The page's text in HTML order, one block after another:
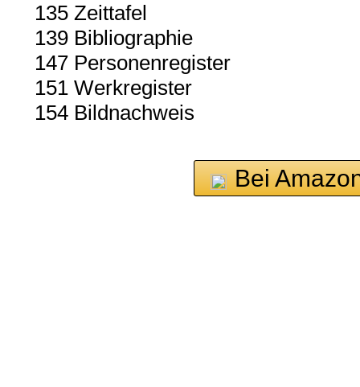
135 Zeittafel
139 Bibliographie
147 Personenregister
151 Werkregister
154 Bildnachweis
Bei